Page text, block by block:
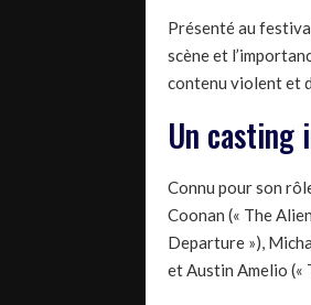
Présenté au
scène et
contenu violent et
Un casting
Connu pour son
Coonan (« The
Departure »),
et Austin Amelio («